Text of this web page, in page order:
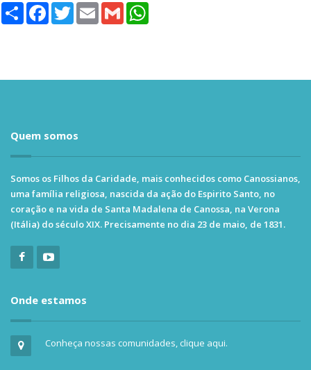
Share Facebook
TwitterEmail Gmail
Quem somos
Somos os Filhos da Caridade, mais conhecidos como Canossianos,
uma família religiosa, nascida da ação do Espirito Santo, no
coração e na vida de Santa Madalena de Canossa, na Verona
(Itália) do século XIX. Precisamente no dia 23 de maio, de 1831.
Onde estamos
Conheça nossas comunidades, clique aqui.